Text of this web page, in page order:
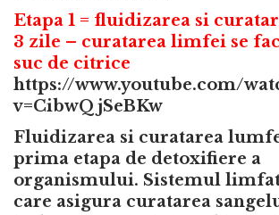
Etapa 1 = fluidizarea si
3 zile – curatarea limfei se
suc de citrice
https://www.youtube.com/
v=CibwQjSeBKw
Fluidizarea si curatarea
prima etapa de detoxifiere a
organismului. Sistemul
care asigura curatarea